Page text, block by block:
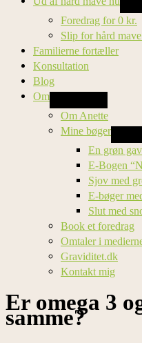
Foredrag for 0 kr.
Slip for hård
Familierne fortæller
Konsultation
Blog
Om
Om Anette
Mine bøger
En grøn
E-Bogen
Sjov med
E-bøger
Slut med
Book et foredrag
Omtaler i
Graviditet.dk
Kontakt mig
Er omega 3
samme?